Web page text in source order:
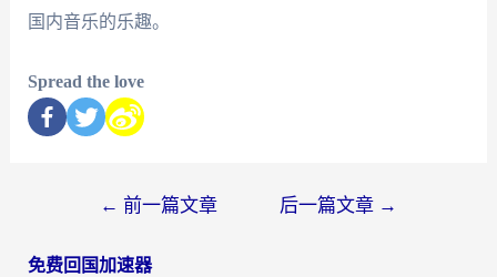
国内音乐的乐趣。
Spread the love
← 前一篇文章 后一篇文章 →
免费回国加速器